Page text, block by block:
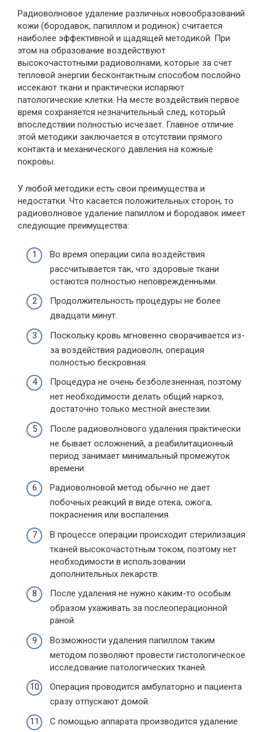
Радиоволновое удаление различных новообразований
кожи (бородавок, папиллом и родинок) считается
наиболее эффективной и щадящей методикой. При
этом на образование воздействуют
высокочастотными радиоволнами, которые за счет
тепловой энергии бесконтактным способом послойно
иссекают ткани и практически испаряют
патологические клетки. На месте воздействия первое
время сохраняется незначительный след, который
впоследствии полностью исчезает. Главное отличие
этой методики заключается в отсутствии прямого
контакта и механического давления на кожные
покровы.
У любой методики есть свои преимущества и
недостатки. Что касается положительных сторон, то
радиоволновое удаление папиллом и бородавок имеет
следующие преимущества:
Во время операции сила воздействия
рассчитывается так, что здоровые ткани
остаются полностью неповрежденными.
Продолжительность процедуры не более
двадцати минут.
Поскольку кровь мгновенно сворачивается из-
за воздействия радиоволн, операция
полностью бескровная.
Процедура не очень безболезненная, поэтому
нет необходимости делать общий наркоз,
достаточно только местной анестезии.
После радиоволнового удаления практически
не бывает осложнений, а реабилитационный
период занимает минимальный промежуток
времени.
Радиоволновой метод обычно не дает
побочных реакций в виде отека, ожога,
покраснения или воспаления.
В процессе операции происходит стерилизация
тканей высокочастотным током, поэтому нет
необходимости в использовании
дополнительных лекарств.
После удаления не нужно каким-то особым
образом ухаживать за послеоперационной
раной.
Возможности удаления папиллом таким
методом позволяют провести гистологическое
исследование патологических тканей.
Операция проводится амбулаторно и пациента
сразу отпускают домой.
С помощью аппарата производится удаление